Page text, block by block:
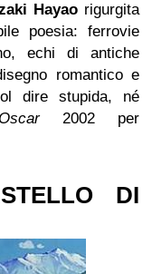
Hayao rigurgita
poesia: ferrovie
echi di antiche
romantico e
dire stupida, né
2002 per
DI